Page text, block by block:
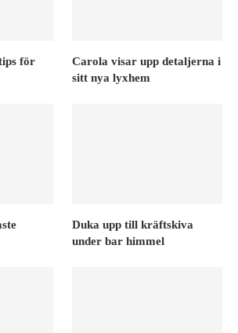
för
Carola visar upp detaljerna i
sitt nya lyxhem
Duka upp till kräftskiva
under bar himmel